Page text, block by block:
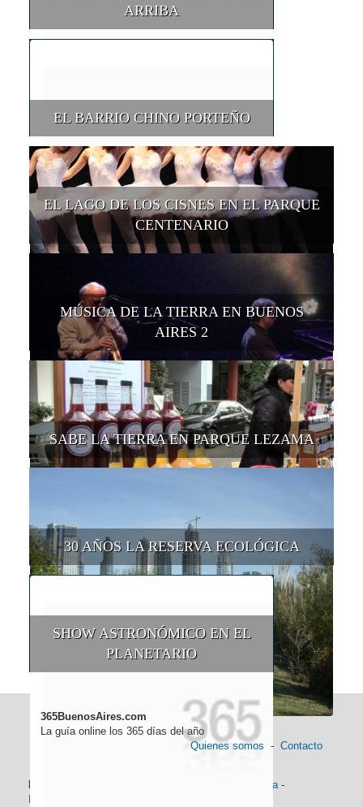
ARRIBA
EL BARRIO CHINO PORTEÑO
EL LAGO DE LOS CISNES EN EL PARQUE
CENTENARIO
MÚSICA DE LA TIERRA EN BUENOS
AIRES 2
SABE LA TIERRA EN PARQUE LEZAMA
30 AÑOS LA RESERVA ECOLÓGICA
SHOW ASTRONÓMICO EN EL
PLANETARIO
365BuenosAires.com
La guía online los 365 días del año
Quienes somos - Contacto
Historia-